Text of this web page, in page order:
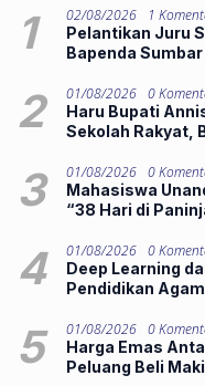
1 02/08/2026
1
Pelantikan Juru
Bapenda
2 01/08/2026 0
Haru Bupati
Sekolah Rakyat,
3 01/08/2026 0
Mahasiswa
“38 Hari di
4 01/08/2026 0
Deep Learning
Pendidikan
5 01/08/2026 0
Harga Emas
Peluang Beli